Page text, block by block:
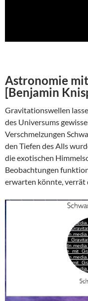
Astronomie
[Benjamin
Gravitationswellen
des Universums
Verschmelzungen
den Tiefen des Alls
die exotischen
Beobachtungen
erwarten könnte, verrät